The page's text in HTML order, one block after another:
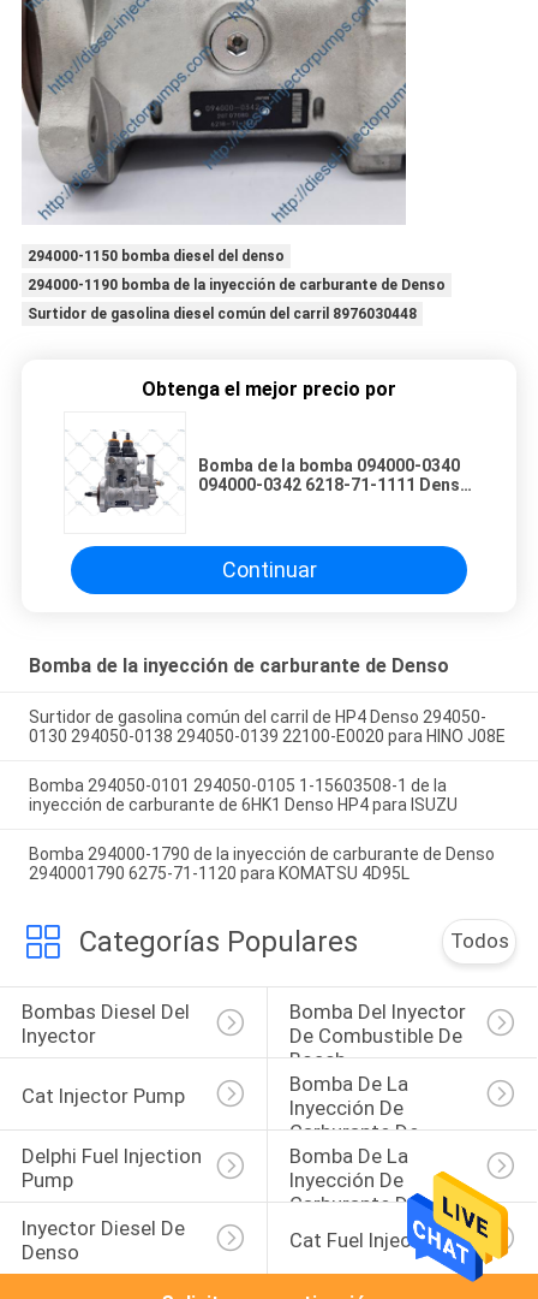
294000-1150 bomba diesel del denso
294000-1190 bomba de la inyección de carburante de Denso
Surtidor de gasolina diesel común del carril 8976030448
Obtenga el mejor precio por
Bomba de la bomba 094000-0340
094000-0342 6218-71-1111 Denso
Continuar
Bomba de la inyección de carburante de Denso
Surtidor de gasolina común del carril de HP4 Denso 294050-
0130 294050-0138 294050-0139 22100-E0020 para HINO J08E
Bomba 294050-0101 294050-0105 1-15603508-1 de la
inyección de carburante de 6HK1 Denso HP4 para ISUZU
Bomba 294000-1790 de la inyección de carburante de Denso
2940001790 6275-71-1120 para KOMATSU 4D95L
Categorías Populares Todos
Bombas Diesel Del
Inyector
Bomba Del Inyector
De Combustible De
Bosch
Cat Injector Pump
Bomba De La
Inyección De
Carburante De
Denso
Delphi Fuel Injection
Pump
Bomba De La
Inyección De
Carburante De
Yanmar
Inyector Diesel De
Denso
Cat Fuel Injector